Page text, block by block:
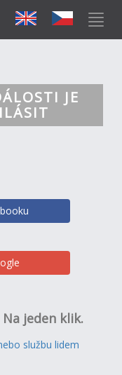
JE
Na jeden klik.
službu lidem